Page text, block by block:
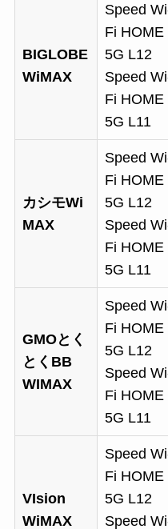
BIGLOBE
WiMAX
Speed
Fi HOME
5G L12
Speed
Fi HOME
5G L11
カシモWi
MAX
Speed
Fi HOME
5G L12
Speed
Fi HOME
5G L11
GMOとく
とくBB
WIMAX
Speed
Fi HOME
5G L12
Speed
Fi HOME
5G L11
VIsion
WiMAX
Speed
Fi HOME
5G L12
Speed